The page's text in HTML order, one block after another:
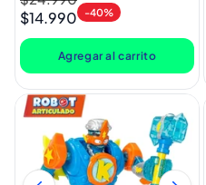
habitual
de
oferta
$14.990 -40%
Agregar al carrito